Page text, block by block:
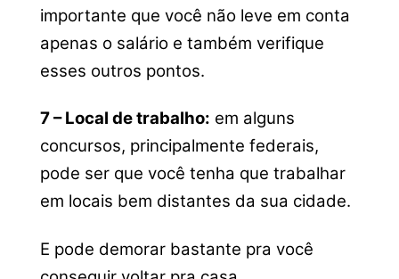
importante que você não leve em conta
apenas o salário e também verifique
esses outros pontos.
7 – Local de trabalho: em alguns
concursos, principalmente federais,
pode ser que você tenha que trabalhar
em locais bem distantes da sua cidade.
E pode demorar bastante pra você